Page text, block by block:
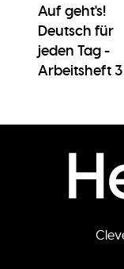
Auf geht's!
Deutsch für
jeden Tag -
Arbeitsheft 3